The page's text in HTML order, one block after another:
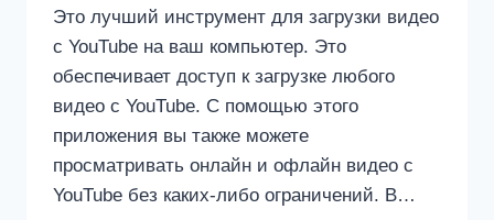
Это лучший инструмент для загрузки видео
с YouTube на ваш компьютер. Это
обеспечивает доступ к загрузке любого
видео с YouTube. С помощью этого
приложения вы также можете
просматривать онлайн и офлайн видео с
YouTube без каких-либо ограничений. В…